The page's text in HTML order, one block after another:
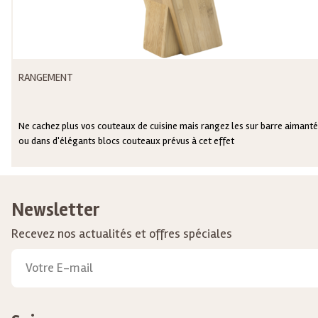
RANGEMENT
Ne cachez plus vos couteaux de cuisine mais rangez les sur barre
ou dans d'élégants blocs couteaux prévus à cet effet
Newsletter
Recevez nos actualités et offres spéciales